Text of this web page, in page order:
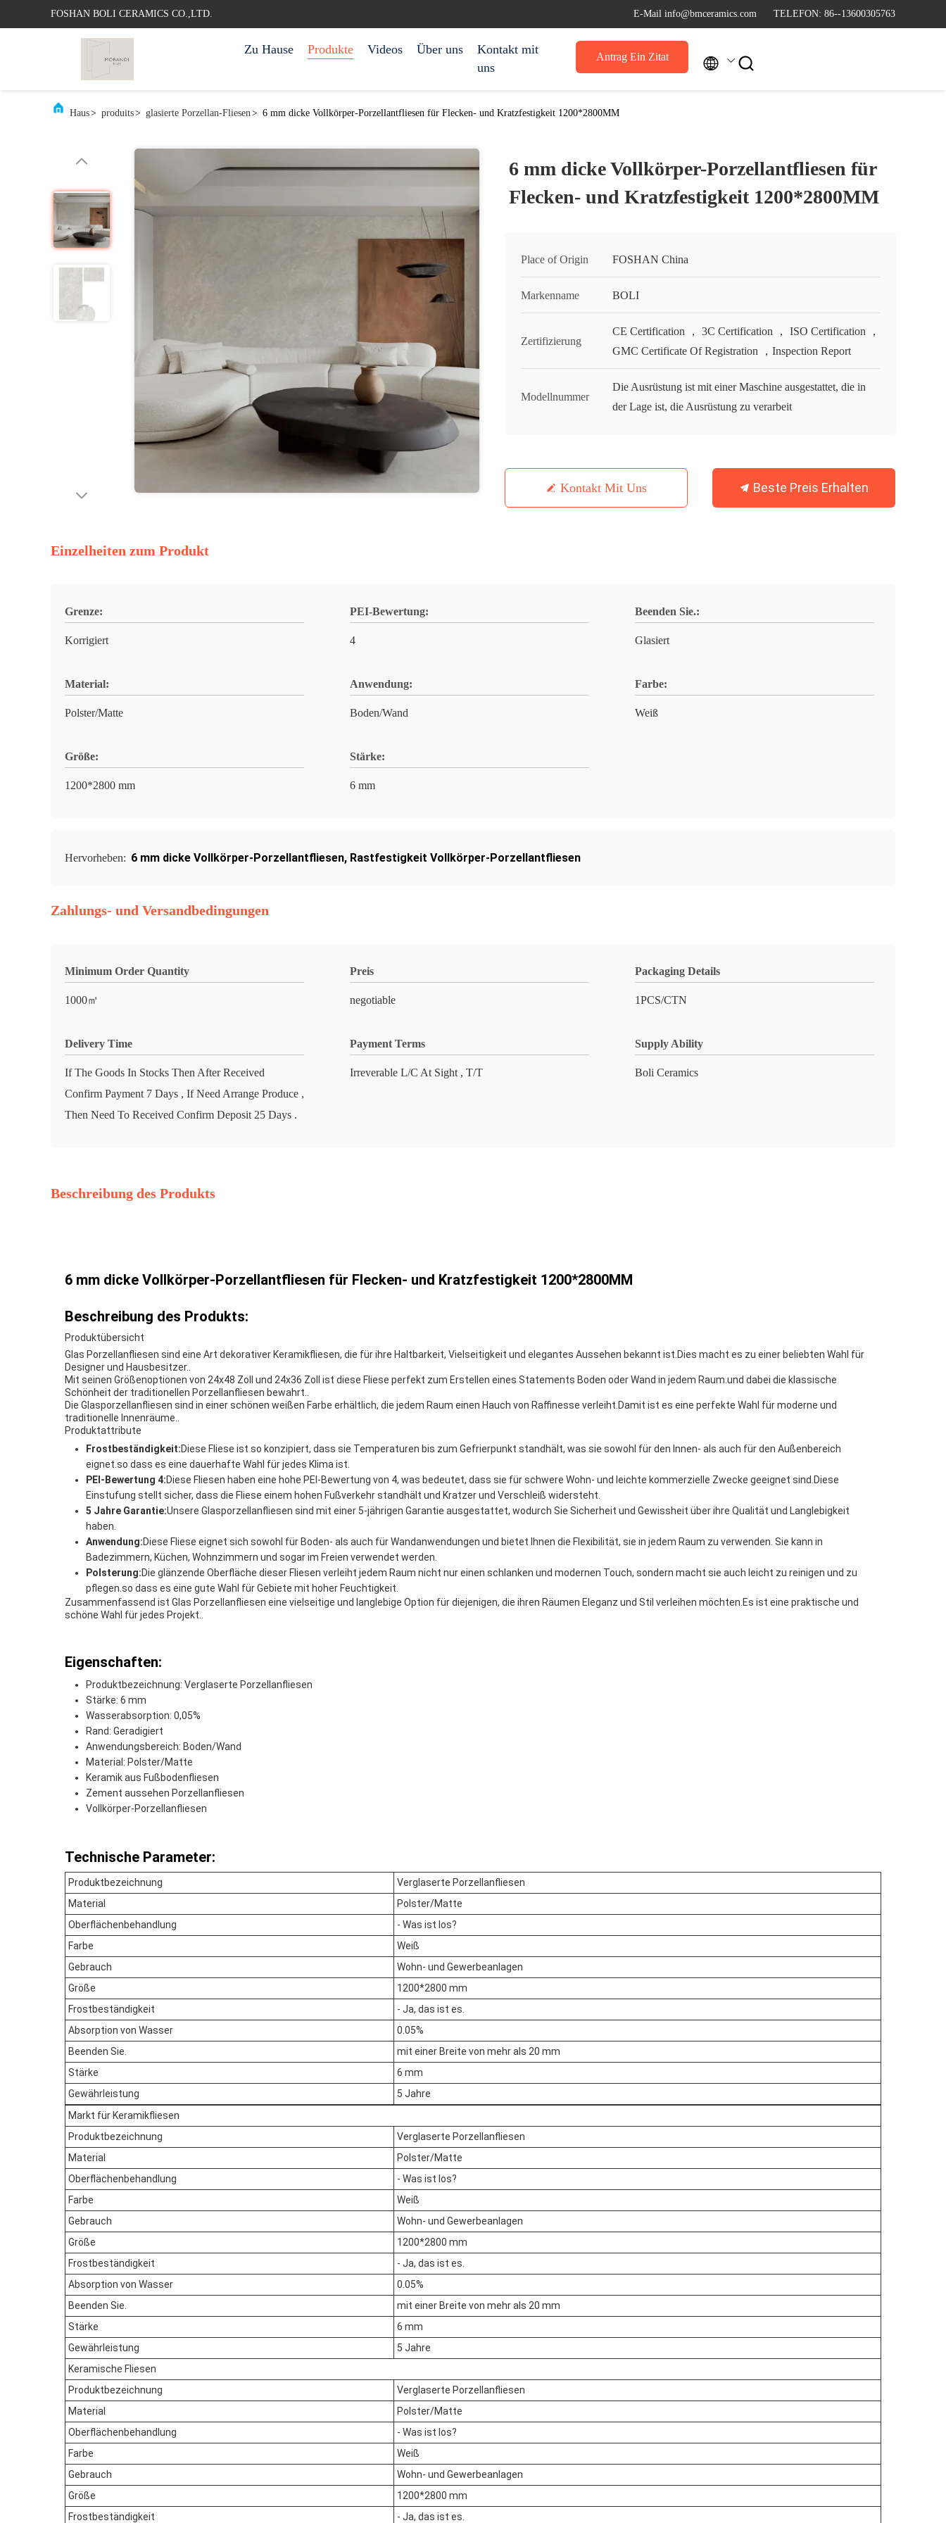
FOSHAN BOLI CERAMICS CO.,LTD. E-Mail info@bmceramics.com TELEFON: 86--13600305763
Zu Hause Produkte Videos Über uns
Kontakt mit
uns
Antrag Ein Zitat  
Haus> produits> glasierte Porzellan-Fliesen> 6 mm dicke Vollkörper-Porzellantfliesen für Flecken- und Kratzfestigkeit 1200*2800MM
6 mm dicke Vollkörper-Porzellantfliesen für
Flecken- und Kratzfestigkeit 1200*2800MM
Place of Origin FOSHAN China
Markenname BOLI
Zertifizierung
CE Certification ， 3C Certification ， ISO Certification ，
GMC Certificate Of Registration ，Inspection Report
Modellnummer
Die Ausrüstung ist mit einer Maschine ausgestattet, die in
der Lage ist, die Ausrüstung zu verarbeit
Kontakt Mit Uns Beste Preis Erhalten
Einzelheiten zum Produkt
Grenze:
Korrigiert
PEI-Bewertung:
4
Beenden Sie.:
Glasiert
Material:
Polster/Matte
Anwendung:
Boden/Wand
Farbe:
Weiß
Größe:
1200*2800 mm
Stärke:
6 mm
Hervorheben: 6 mm dicke Vollkörper-Porzellantfliesen, Rastfestigkeit Vollkörper-Porzellantfliesen
Zahlungs- und Versandbedingungen
Minimum Order Quantity
1000㎡
Preis
negotiable
Packaging Details
1PCS/CTN
Delivery Time
If The Goods In Stocks Then After Received
Confirm Payment 7 Days , If Need Arrange Produce ,
Then Need To Received Confirm Deposit 25 Days .
Payment Terms
Irreverable L/C At Sight , T/T
Supply Ability
Boli Ceramics
Beschreibung des Produkts
6 mm dicke Vollkörper-Porzellantfliesen für Flecken- und Kratzfestigkeit 1200*2800MM
Beschreibung des Produkts:
Produktübersicht
Glas Porzellanfliesen sind eine Art dekorativer Keramikfliesen, die für ihre Haltbarkeit, Vielseitigkeit und elegantes Aussehen bekannt ist.Dies macht es zu einer beliebten Wahl für
Designer und Hausbesitzer..
Mit seinen Größenoptionen von 24x48 Zoll und 24x36 Zoll ist diese Fliese perfekt zum Erstellen eines Statements Boden oder Wand in jedem Raum.und dabei die klassische
Schönheit der traditionellen Porzellanfliesen bewahrt..
Die Glasporzellanfliesen sind in einer schönen weißen Farbe erhältlich, die jedem Raum einen Hauch von Raffinesse verleiht.Damit ist es eine perfekte Wahl für moderne und
traditionelle Innenräume..
Produktattribute
Frostbeständigkeit:Diese Fliese ist so konzipiert, dass sie Temperaturen bis zum Gefrierpunkt standhält, was sie sowohl für den Innen- als auch für den Außenbereich
eignet.so dass es eine dauerhafte Wahl für jedes Klima ist.
PEI-Bewertung 4:Diese Fliesen haben eine hohe PEI-Bewertung von 4, was bedeutet, dass sie für schwere Wohn- und leichte kommerzielle Zwecke geeignet sind.Diese
Einstufung stellt sicher, dass die Fliese einem hohen Fußverkehr standhält und Kratzer und Verschleiß widersteht.
5 Jahre Garantie:Unsere Glasporzellanfliesen sind mit einer 5-jährigen Garantie ausgestattet, wodurch Sie Sicherheit und Gewissheit über ihre Qualität und Langlebigkeit
haben.
Anwendung:Diese Fliese eignet sich sowohl für Boden- als auch für Wandanwendungen und bietet Ihnen die Flexibilität, sie in jedem Raum zu verwenden. Sie kann in
Badezimmern, Küchen, Wohnzimmern und sogar im Freien verwendet werden.
Polsterung:Die glänzende Oberfläche dieser Fliesen verleiht jedem Raum nicht nur einen schlanken und modernen Touch, sondern macht sie auch leicht zu reinigen und zu
pflegen.so dass es eine gute Wahl für Gebiete mit hoher Feuchtigkeit.
Zusammenfassend ist Glas Porzellanfliesen eine vielseitige und langlebige Option für diejenigen, die ihren Räumen Eleganz und Stil verleihen möchten.Es ist eine praktische und
schöne Wahl für jedes Projekt..
Eigenschaften:
Produktbezeichnung: Verglaserte Porzellanfliesen
Stärke: 6 mm
Wasserabsorption: 0,05%
Rand: Geradigiert
Anwendungsbereich: Boden/Wand
Material: Polster/Matte
Keramik aus Fußbodenfliesen
Zement aussehen Porzellanfliesen
Vollkörper-Porzellanfliesen
Technische Parameter:
Produktbezeichnung
Verglaserte Porzellanfliesen
Material
Polster/Matte
Oberflächenbehandlung
- Was ist los?
Farbe
Weiß
Gebrauch
Wohn- und Gewerbeanlagen
Größe
1200*2800 mm
Frostbeständigkeit
- Ja, das ist es.
Absorption von Wasser
0.05%
Beenden Sie.
mit einer Breite von mehr als 20 mm
Stärke
6 mm
Gewährleistung
5 Jahre
Markt für Keramikfliesen
Produktbezeichnung
Verglaserte Porzellanfliesen
Material
Polster/Matte
Oberflächenbehandlung
- Was ist los?
Farbe
Weiß
Gebrauch
Wohn- und Gewerbeanlagen
Größe
1200*2800 mm
Frostbeständigkeit
- Ja, das ist es.
Absorption von Wasser
0.05%
Beenden Sie.
mit einer Breite von mehr als 20 mm
Stärke
6 mm
Gewährleistung
5 Jahre
Keramische Fliesen
Produktbezeichnung
Verglaserte Porzellanfliesen
Material
Polster/Matte
Oberflächenbehandlung
- Was ist los?
Farbe
Weiß
Gebrauch
Wohn- und Gewerbeanlagen
Größe
1200*2800 mm
Frostbeständigkeit
- Ja, das ist es.